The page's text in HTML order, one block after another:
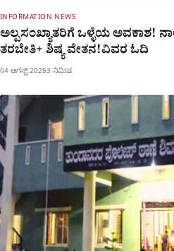
INFORMATION NEWS
ಅಲ್ಪಸಂಖ್ಯಾತರಿಗೆ ಒಳ್ಳೆಯ ಅವಕಾಶ!
ತರಬೇತಿ+ ಶಿಷ್ಯ ವೇತನ!ವಿವರ ಓದಿ
04 ಆಗಸ್ಟ್ 20263 ನಿಮಿಷ